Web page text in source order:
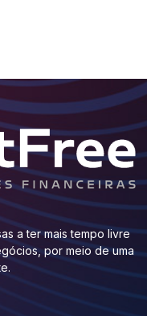
a ter mais tempo livre
por meio de uma